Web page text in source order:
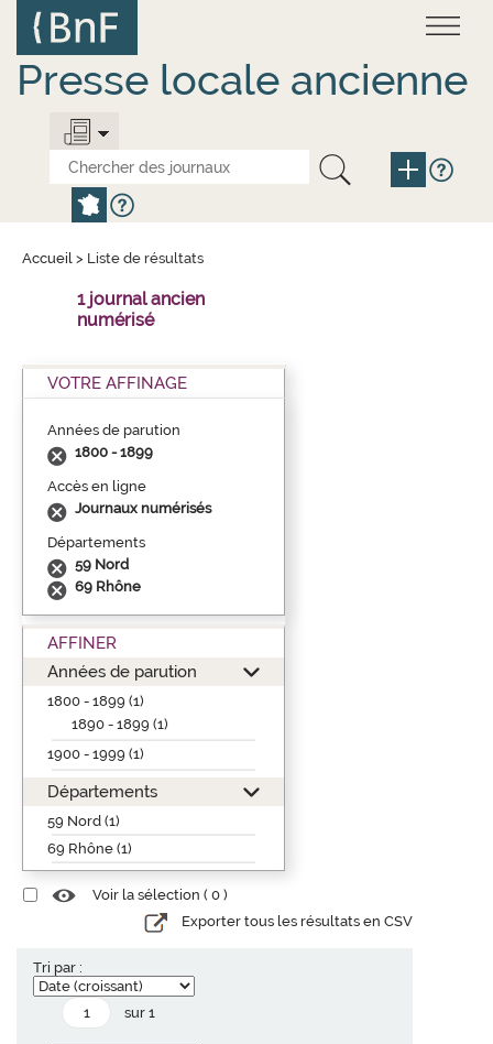
contenu
principal
Presse locale ancienne
Accueil > Liste de résultats
1 journal ancien
numérisé
VOTRE AFFINAGE
Années de parution
1800 - 1899
Accès en ligne
Journaux numérisés
Départements
59 Nord
69 Rhône
AFFINER
Années de parution
1800 - 1899 (1)
1890 - 1899 (1)
1900 - 1999 (1)
Départements
59 Nord (1)
69 Rhône (1)
Voir la sélection ( 0 )
Exporter tous les résultats en CSV
Tri par :
sur 1
Panneau de gestion des cookies